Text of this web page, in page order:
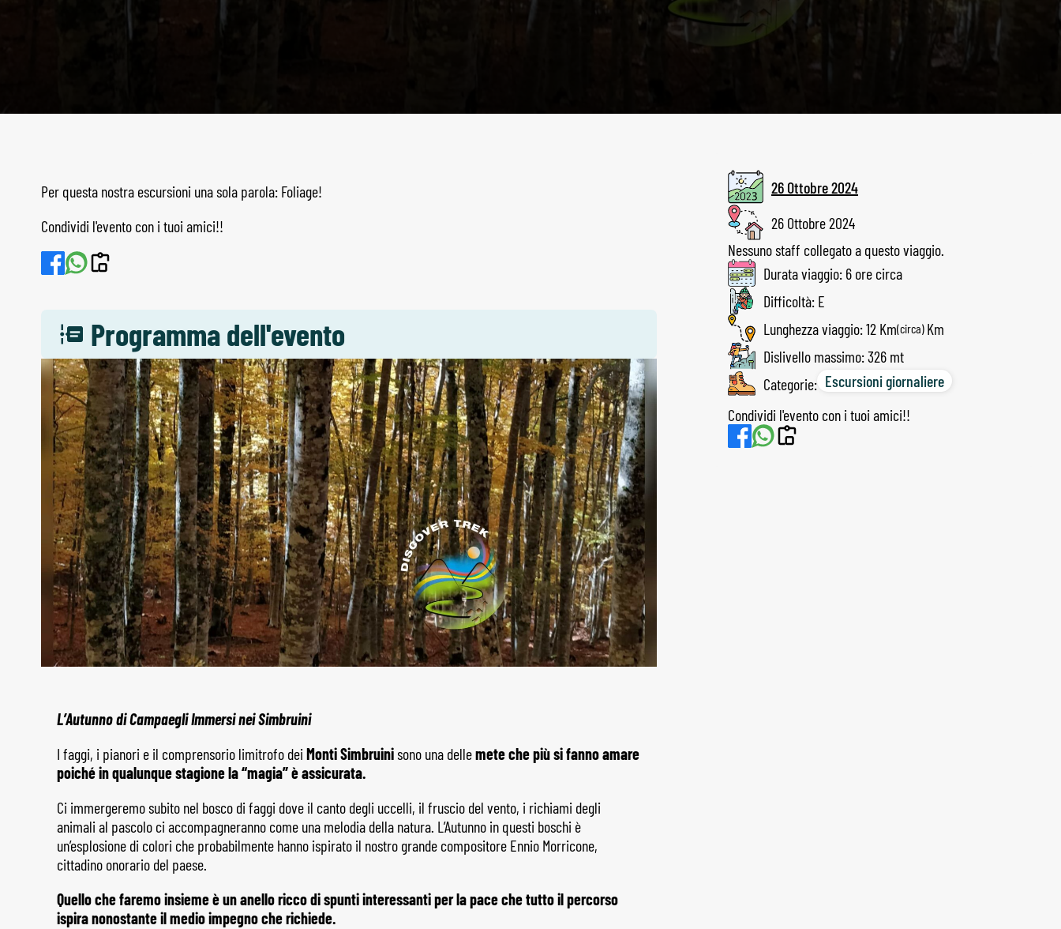
Per questa nostra escursioni una sola parola: Foliage!
Condividi l'evento con i tuoi amici!!
Programma dell'evento
L’Autunno di Campaegli Immersi nei Simbruini
I faggi, i pianori e il comprensorio limitrofo dei Monti Simbruinisono una dellemete che più si fanno amare
poiché in qualunque stagione la “magia” è assicurata.
Ci immergeremo subito nel bosco di faggi dove il canto degli uccelli, il fruscio del vento, i richiami degli
animali al pascolo ci accompagneranno come una melodia della natura. L’Autunno in questi boschi è
un’esplosione di colori che probabilmente hanno ispirato il nostro grande compositore Ennio Morricone,
cittadino onorario del paese.
Quello che faremo insieme è un anello ricco di spunti interessanti per la pace che tutto il percorso
ispira nonostante il medio impegno che richiede.
26 Ottobre 2024
26 Ottobre 2024
Nessuno staff collegato a questo viaggio.
Durata viaggio: 6 ore circa
Difficoltà: E
Lunghezza viaggio: 12 Km(circa)
Dislivello massimo: 326 mt
Categorie: Escursioni giornaliere
Condividi l'evento con i tuoi amici!!